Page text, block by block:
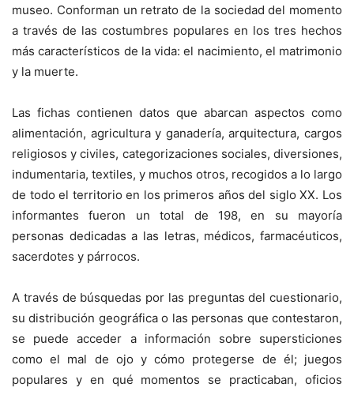
museo. Conforman un retrato de la sociedad del momento
a través de las costumbres populares en los tres hechos
más característicos de la vida: el nacimiento, el matrimonio
y la muerte.
Las fichas contienen datos que abarcan aspectos como
alimentación, agricultura y ganadería, arquitectura, cargos
religiosos y civiles, categorizaciones sociales, diversiones,
indumentaria, textiles, y muchos otros, recogidos a lo largo
de todo el territorio en los primeros años del siglo XX. Los
informantes fueron un total de 198, en su mayoría
personas dedicadas a las letras, médicos, farmacéuticos,
sacerdotes y párrocos.
A través de búsquedas por las preguntas del cuestionario,
su distribución geográfica o las personas que contestaron,
se puede acceder a información sobre supersticiones
como el mal de ojo y cómo protegerse de él; juegos
populares y en qué momentos se practicaban, oficios